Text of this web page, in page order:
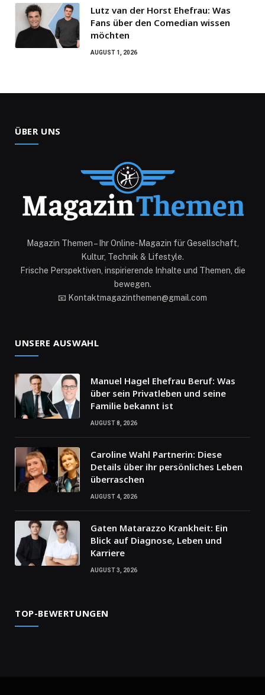
Lutz van der Horst Ehefrau: Was
Fans über den Comedian wissen
möchten
AUGUST 1, 2026
ÜBER UNS
Magazin Themen – Ihr Online-Magazin für Gesellschaft,
Kultur, Technik & Lifestyle.
Frische Perspektiven, inspirierende Inhalte und Themen, die
bewegen.
📧 Kontaktmagazinthemen@gmail.com
UNSERE AUSWAHL
Manuel Hagel Ehefrau Beruf: Was
über sein Privatleben und seine
Familie bekannt ist
AUGUST 8, 2026
Caroline Wahl Partnerin: Diese
Details über ihr persönliches Leben
überraschen
AUGUST 4, 2026
Gaten Matarazzo Krankheit: Ein
Blick auf Diagnose, Leben und
Karriere
AUGUST 3, 2026
TOP-BEWERTUNGEN